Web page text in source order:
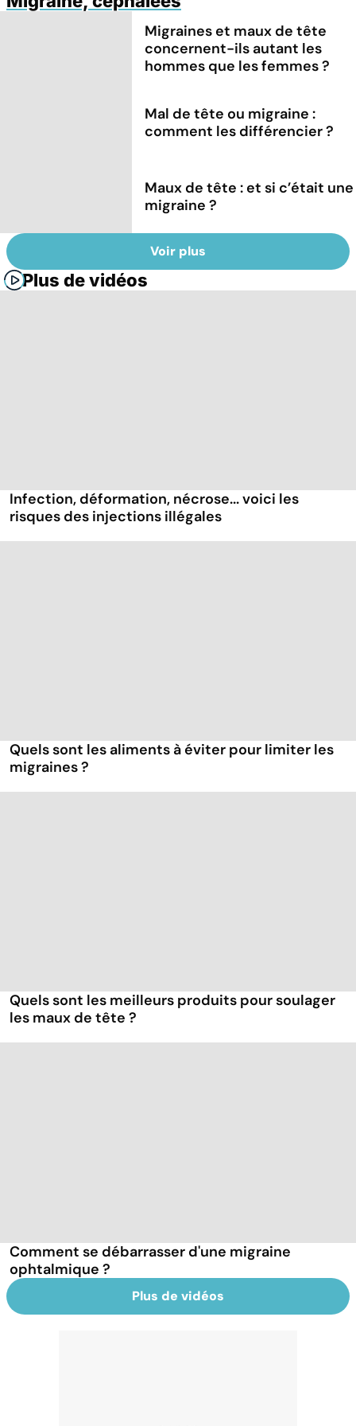
Migraines et maux de tête
concernent-ils autant les
hommes que les femmes ?
Mal de tête ou migraine :
comment les différencier ?
Maux de tête : et si c’était une
migraine ?
Voir plus
Plus de vidéos
Infection, déformation, nécrose... voici les
risques des injections illégales
Quels sont les aliments à éviter pour limiter les
migraines ?
Quels sont les meilleurs produits pour soulager
les maux de tête ?
Comment se débarrasser d'une migraine
ophtalmique ?
Plus de vidéos